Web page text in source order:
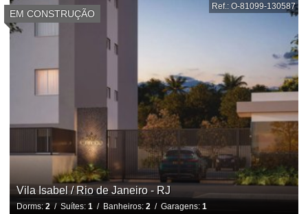
EM CONSTRUÇÃO
Ref.: O-81099-130587
Vila Isabel / Rio de Janeiro - RJ
Dorms: 2/ Suítes: 1 / Banheiros: 2/ Garagens: 1